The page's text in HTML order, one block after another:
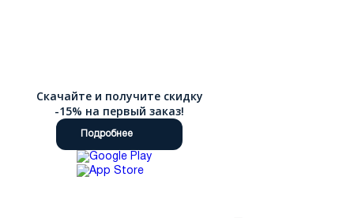
Скачайте и получите скидку
-15% на первый заказ!
Подробнее